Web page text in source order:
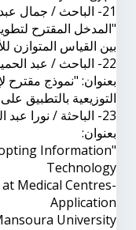
21- الباحث / جمال
"المدخل المقترح
بين القياس المتوازن
22- الباحث / عبد
بعنوان: "نموذج مقترح
التوزيعية بالتطبيق
23- الباحثة / نورا
بعنوان:
Information
Technology
Medical Centres-
Application
University"